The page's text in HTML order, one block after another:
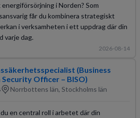
i Norden? Som
får du kombinera strategiskt
i verksamheten i ett uppdrag där din
varje dag.
2026-08-14
(Business
Officer – BISO)
Norrbottens län, Stockholms län
en central roll i arbetet där din